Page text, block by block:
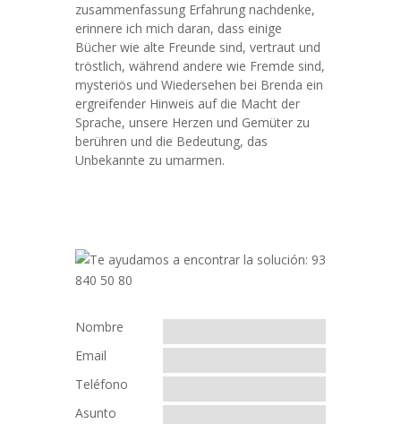
zusammenfassung Erfahrung nachdenke,
erinnere ich mich daran, dass einige
Bücher wie alte Freunde sind, vertraut und
tröstlich, während andere wie Fremde sind,
mysteriös und Wiedersehen bei Brenda ein
ergreifender Hinweis auf die Macht der
Sprache, unsere Herzen und Gemüter zu
berühren und die Bedeutung, das
Unbekannte zu umarmen.
Nombre
Email
Teléfono
Asunto